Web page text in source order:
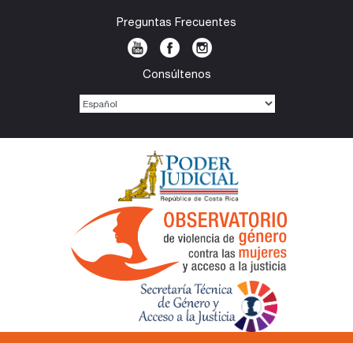
Preguntas Frecuentes
Consúltenos